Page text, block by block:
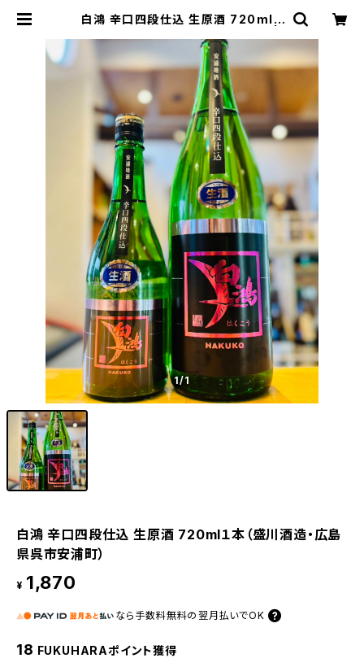
白鴻 辛口四段仕込 生原酒 720ml１
【BASE公式】福原酒店｜創業1928
年・広島の日本酒・限定酒を全国通販
1/1
白鴻 辛口四段仕込 生原酒 720ml１本（盛川酒造・広島
県呉市安浦町）
¥ 1,870
なら 手数料無料の 翌月払いでOK
18 FUKUHARAポイント獲得